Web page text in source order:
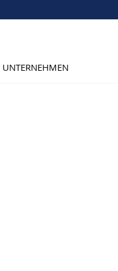
UNTERNEHMEN